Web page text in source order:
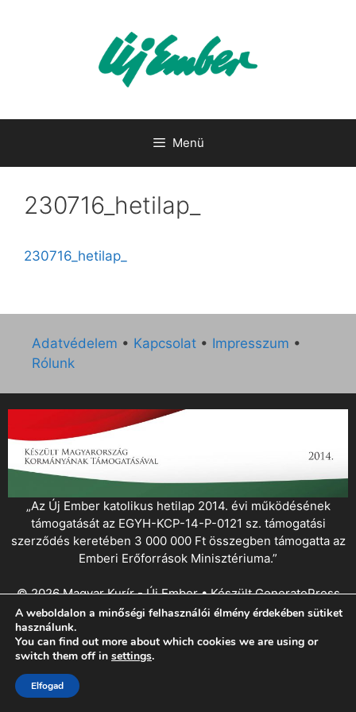
Menü
230716_hetilap_
230716_hetilap_
Adatvédelem • Kapcsolat • Impresszum •
Rólunk
„Az Új Ember katolikus hetilap 2014. évi működésének
támogatását az EGYH-KCP-14-P-0121 sz. támogatási
szerződés keretében 3 000 000 Ft összegben támogatta az
Emberi Erőforrások Minisztériuma.”
© 2026 Magyar Kurír - Új Ember• KészültGeneratePress
A weboldalon a minőségi felhasználói élmény érdekében sütiket
használunk.
You can find out more about which cookies we are using or
switch them off in settings.
Elfogad